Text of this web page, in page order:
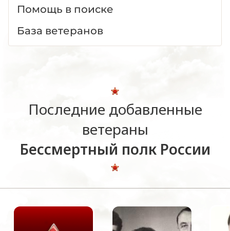
Помощь в поиске
База ветеранов
Последние добавленные
ветераны
Бессмертный полк России